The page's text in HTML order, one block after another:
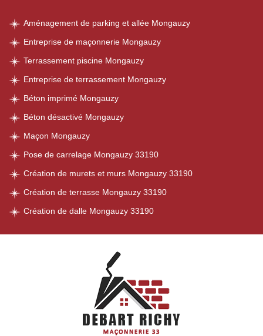
Aménagement de parking et allée Mongauzy
Entreprise de maçonnerie Mongauzy
Terrassement piscine Mongauzy
Entreprise de terrassement Mongauzy
Béton imprimé Mongauzy
Béton désactivé Mongauzy
Maçon Mongauzy
Pose de carrelage Mongauzy 33190
Création de murets et murs Mongauzy 33190
Création de terrasse Mongauzy 33190
Création de dalle Mongauzy 33190